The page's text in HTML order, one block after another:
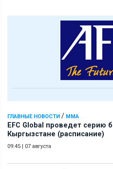
ГЛАВНЫЕ НОВОСТИ / ММА
EFC Global проведет серию
Кыргызстане (расписание)
09:45 07 августа